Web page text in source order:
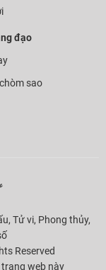
đạo
sao
Tử vi, Phong thủy,
Reserved
web này